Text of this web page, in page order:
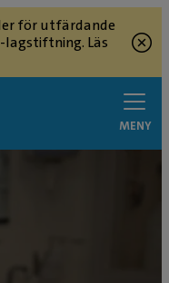
för utfärdande
lagstiftning. Läs
MENY